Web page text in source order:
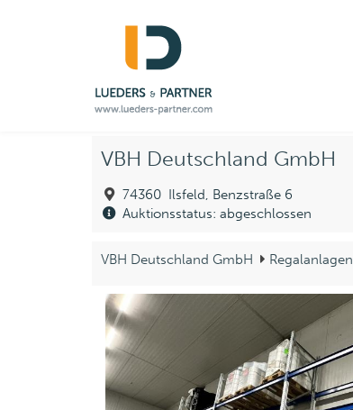
VBH Deutschland GmbH
74360 Ilsfeld, Benzstraße 6
Auktionsstatus: abgeschlossen
VBH Deutschland GmbH Regalanlagen